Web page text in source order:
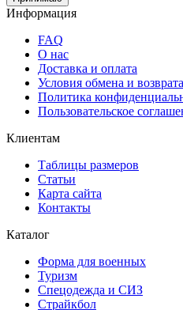
Информация
FAQ
О нас
Доставка и оплата
Условия обмена и
Политика
Пользовательское
Клиентам
Таблицы размеров
Статьи
Карта сайта
Контакты
Каталог
Форма для военных
Туризм
Спецодежда и СИЗ
Страйкбол